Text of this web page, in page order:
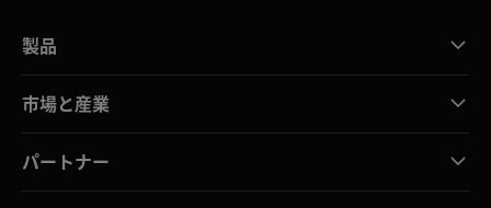
製品
市場と産業
パートナー